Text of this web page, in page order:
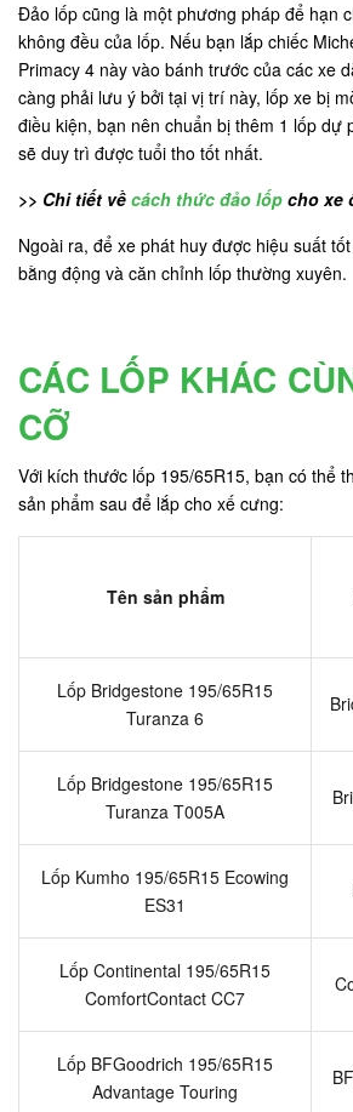
Đảo lốp cũng là một phương pháp để hạn
không đều của lốp. Nếu bạn lắp chiếc
Primacy 4 này vào bánh trước của các xe
càng phải lưu ý bởi tại vị trí này, lốp xe bị
điều kiện, bạn nên chuẩn bị thêm 1 lốp dự
sẽ duy trì được tuổi tho tốt nhất.
>> Chi tiết về cách thức đảo lốp cho xe
Ngoài ra, để xe phát huy được hiệu suất
bằng động và căn chỉnh lốp thường xuyên.
CÁC LỐP KHÁC
CỠ
Với kích thước lốp 195/65R15, bạn có thể
sản phẩm sau để lắp cho xế cưng:
Tên sản phẩm
Lốp Bridgestone 195/65R15
Turanza 6
Lốp Bridgestone 195/65R15
Turanza T005A
Lốp Kumho 195/65R15 Ecowing
ES31
Lốp Continental 195/65R15
ComfortContact CC7
Lốp BFGoodrich 195/65R15
Advantage Touring